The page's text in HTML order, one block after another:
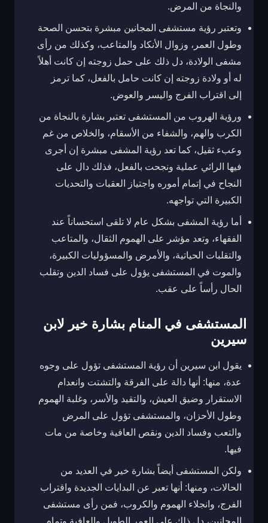
والنجاة من المرض.
وتعتبر رؤية مستشفى المجانين مبشرة بتحسن الصحة
وطول العمر، وزوال الأنكاد والمتاعب، وكذلك من رأى
مشفى الولادة، دل ذلك على حمل زوجته إن كانت أهلاً
له أو ولادة زوجته إن كانت حامل بالفعل، كما ترمز
إلى اقتراب الفرج واليسر والعوض.
ورؤية الهروب من المستشفى تعتبر بشارة بالنجاة من
الكرب والهم، والشفاء من الأسقام، والخلاص من غم
وعبء ثقيل، كما تعد رؤية المشفى مبشرة إن أجرى
فيها الرائي عملية ونجحت بالفعل، فذلك دال على
النجاح في إتمام أموره واجتياز العقبات والتحديات
الكبيرة التي تواجهه.
أما رؤية المشفى بشكل عام لا تلقى استحساناً عند
الفقهاء، وتعد مؤشر على الهموم الثقال، والمتاعب
والتقلبات الحياتية، والأمرض والمسؤوليات الكبيرة،
والموت في المستشفى يؤول على فساد الدين وتقلب
الحال رأساً على عقب.
المستشفى في المنام بشارة خير لابن
سيرين
يقول ابن سيرين أن رؤية المستشفى تؤول على وجوه
عدة، منها: أنها دالة على الفرقة والتشتت وانعدام
الاستقرار وضيق العيش، والتقيد والأسر، وغلبة الهموم
وطول الأحزان، والمستشفى تؤول على المرض
والتعب وفساد الدين ونقص العافية وخاصة من مات
فيها.
ولكن المستشفى أيضاً بشارة خير في العديد من
الحالات، ومنها: أنها تعبر عن البدايات الجديدة واقتراب
الفرج، وانجلاء الهموم والكروب، فمن رأى مستشفى